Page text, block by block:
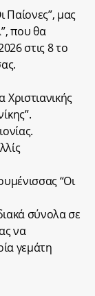
Παίονες”, μας
που θα
στις 8 το
“Οι
σύνολα σε
να
γεμάτη